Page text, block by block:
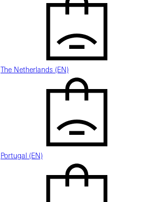
The Netherlands (EN)
Portugal (EN)